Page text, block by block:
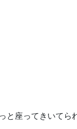
と座ってきいてら